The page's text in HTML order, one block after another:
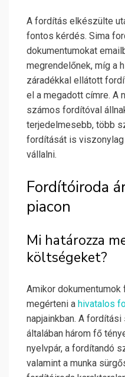
A fordítás elkészülte
fontos kérdés. Sima
dokumentumokat
megrendelőnek, míg a
záradékkal ellátott
el a megadott címre. A
számos fordítóval
terjedelmesebb, több
fordítását is
vállalni.
Fordítóiroda
piacon
Mi határozza
költségeket?
Amikor
megérteni a hivatalos
napjainkban. A
általában három fő
nyelvpár, a fordítandó
valamint a munka